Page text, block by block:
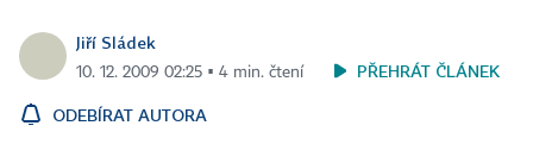
Jiří Sládek
10. 12. 2009 02:25 ▪ 4 min. čtení PŘEHRÁT ČLÁNEK
ODEBÍRAT AUTORA